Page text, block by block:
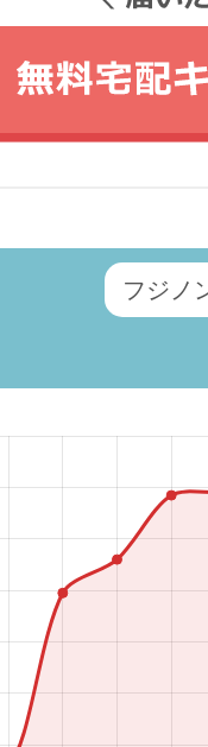
フジノ